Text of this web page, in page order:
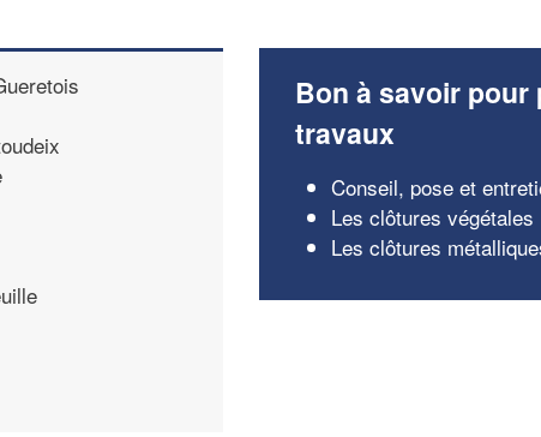
Bon à savoir pour
travaux
Conseil, pose et
Les clôtures végétales
Les clôtures